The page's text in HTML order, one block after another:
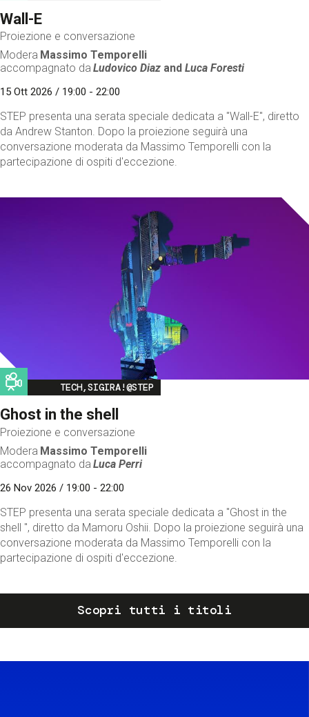
Wall-E
Proiezione e conversazione
Modera Massimo Temporelli
accompagnato da Ludovico Diaz andLuca Foresti
15 Ott 2026 / 19:00 - 22:00
STEP presenta una serata speciale dedicata a "Wall-E", diretto
da Andrew Stanton. Dopo la proiezione seguirà una
conversazione moderata da Massimo Temporelli con la
partecipazione di ospiti d'eccezione.
Image
TECH,SIGIRA!@STEP
Ghost in the shell
Proiezione e conversazione
Modera Massimo Temporelli
accompagnato da Luca Perri
26 Nov 2026 / 19:00 - 22:00
STEP presenta una serata speciale dedicata a "Ghost in the
shell ", diretto da Mamoru Oshii. Dopo la proiezione seguirà una
conversazione moderata da Massimo Temporelli con la
partecipazione di ospiti d'eccezione.
Scopri tutti i titoli